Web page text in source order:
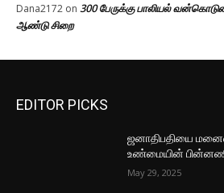
Dana2172 on 300 பேருக்கு பாலியல்
ஆண்டு சிறை
EDITOR PICKS
ஜனாதிபதியை
உண்மையின்
May 29, 2025